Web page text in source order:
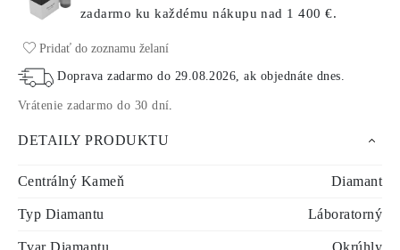
zadarmo ku každému nákupunad 1 400 €.
Pridať do zoznamu želaní
Doprava zadarmo do 29.08.2026 , ak objednáte dnes
Vrátenie zadarmo do 30 dní
DETAILY PRODUKTU
Centrálný Kameň Diamant
Typ Diamantu Láboratorný
Tvar Diamantu Okrúhly